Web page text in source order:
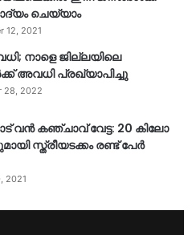
ചെയ്യാം
12, 2021
നാളെ ജില്ലയിലെ
അവധി പ്രഖ്യാപിച്ചു
28, 2022
വൻ കഞ്ചാവ് വേട്ട: 20 കിലോ
സ്ത്രീയടക്കം രണ്ട് പേർ
2021